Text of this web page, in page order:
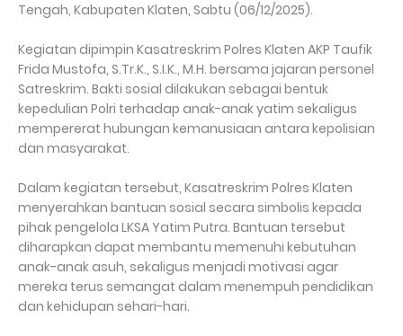
Tengah, Kabupaten Klaten, Sabtu (06/12/2025).
Kegiatan dipimpin Kasatreskrim Polres Klaten AKP Taufik
Frida Mustofa, S.Tr.K., S.I.K., M.H. bersama jajaran personel
Satreskrim. Bakti sosial dilakukan sebagai bentuk
kepedulian Polri terhadap anak-anak yatim sekaligus
mempererat hubungan kemanusiaan antara kepolisian
dan masyarakat.
Dalam kegiatan tersebut, Kasatreskrim Polres Klaten
menyerahkan bantuan sosial secara simbolis kepada
pihak pengelola LKSA Yatim Putra. Bantuan tersebut
diharapkan dapat membantu memenuhi kebutuhan
anak-anak asuh, sekaligus menjadi motivasi agar
mereka terus semangat dalam menempuh pendidikan
dan kehidupan sehari-hari.